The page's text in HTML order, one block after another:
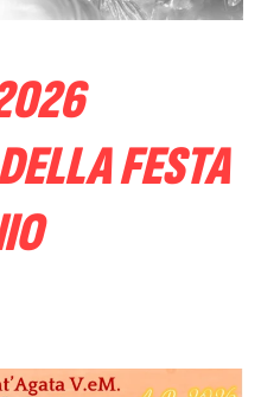
FESTA